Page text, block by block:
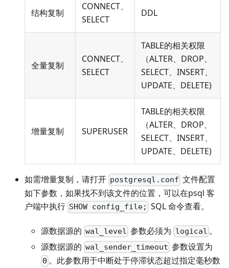
结构复制
CONNECT、
SELECT
DDL
全量复制
CONNECT、
SELECT
TABLE的相关权限
（ALTER、DROP、
SELECT、INSERT、
UPDATE、DELETE)
增量复制 SUPERUSER
TABLE的相关权限
（ALTER、DROP、
SELECT、INSERT、
UPDATE、DELETE)
如需增量复制，请打开 postgresql.conf 文件配置
如下参数，如果找不到该文件的位置，可以在psql 客
户端中执行 SHOW config_file; SQL 命令查看。
源数据源的 wal_level 参数必须为 logical 。
源数据源的 wal_sender_timeout 参数设置为
0 。此参数用于中断处于停滞状态超过指定毫秒数